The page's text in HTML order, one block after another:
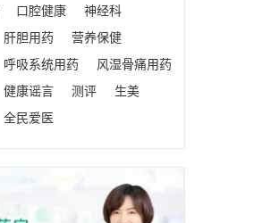
口腔健康
神经科
肝胆用药
营养保健
呼吸系统用药
风湿骨痛用药
健康谣言 测评
生美
全民爱医